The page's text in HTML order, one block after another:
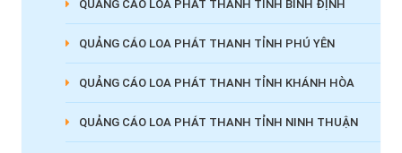
QUẢNG CÁO LOA PHÁT THANH TỈNH BÌNH ĐỊNH
QUẢNG CÁO LOA PHÁT THANH TỈNH PHÚ YÊN
QUẢNG CÁO LOA PHÁT THANH TỈNH KHÁNH HÒA
QUẢNG CÁO LOA PHÁT THANH TỈNH NINH THUẬN